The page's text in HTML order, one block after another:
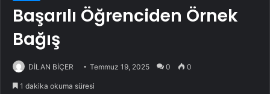
Başarılı Öğrenciden Örnek
Bağış
DİLAN BİÇER Temmuz 19, 2025 0 0
1 dakika okuma süresi